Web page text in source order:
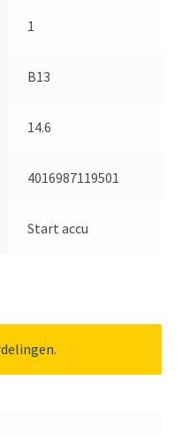
1
B13
14.6
4016987119501
Start accu